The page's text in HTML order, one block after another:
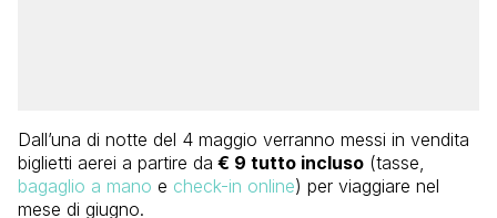
Dall’una di notte del 4 maggio verranno messi in vendita
biglietti aerei a partire da € 9 tutto incluso (tasse,
bagaglio a mano e check-in online) per viaggiare nel
mese di giugno.